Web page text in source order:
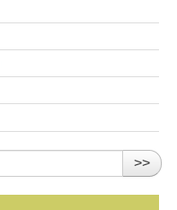
>>